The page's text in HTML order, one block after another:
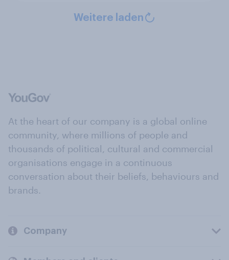
Weitere laden
At the heart of our company is a global online
community, where millions of people and
thousands of political, cultural and commercial
organisations engage in a continuous
conversation about their beliefs, behaviours and
brands.
Company